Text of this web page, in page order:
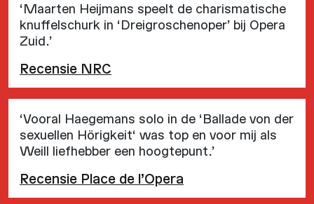
‘Maarten Heijmans speelt de charismatische
knuffelschurk in ‘Dreigroschenoper’ bij Opera
Zuid.’
Recensie NRC
‘Vooral Haegemans solo in de ‘Ballade von der
sexuellen Hörigkeit‘ was top en voor mij als
Weill liefhebber een hoogtepunt.’
Recensie Place de l’Opera